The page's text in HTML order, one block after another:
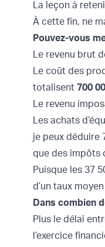
La leçon à
À cette fin, ne
Pouvez-vous
Le revenu brut
Le coût des
totalisent 700
Le revenu
Les achats
je peux déduire
que des impôts
Puisque les 37
d’un taux
Dans combien
Plus le délai
l’exercice